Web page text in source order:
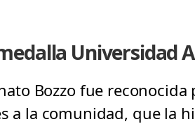
Universidad
Bozzo fue reconocida
a la comunidad, que la